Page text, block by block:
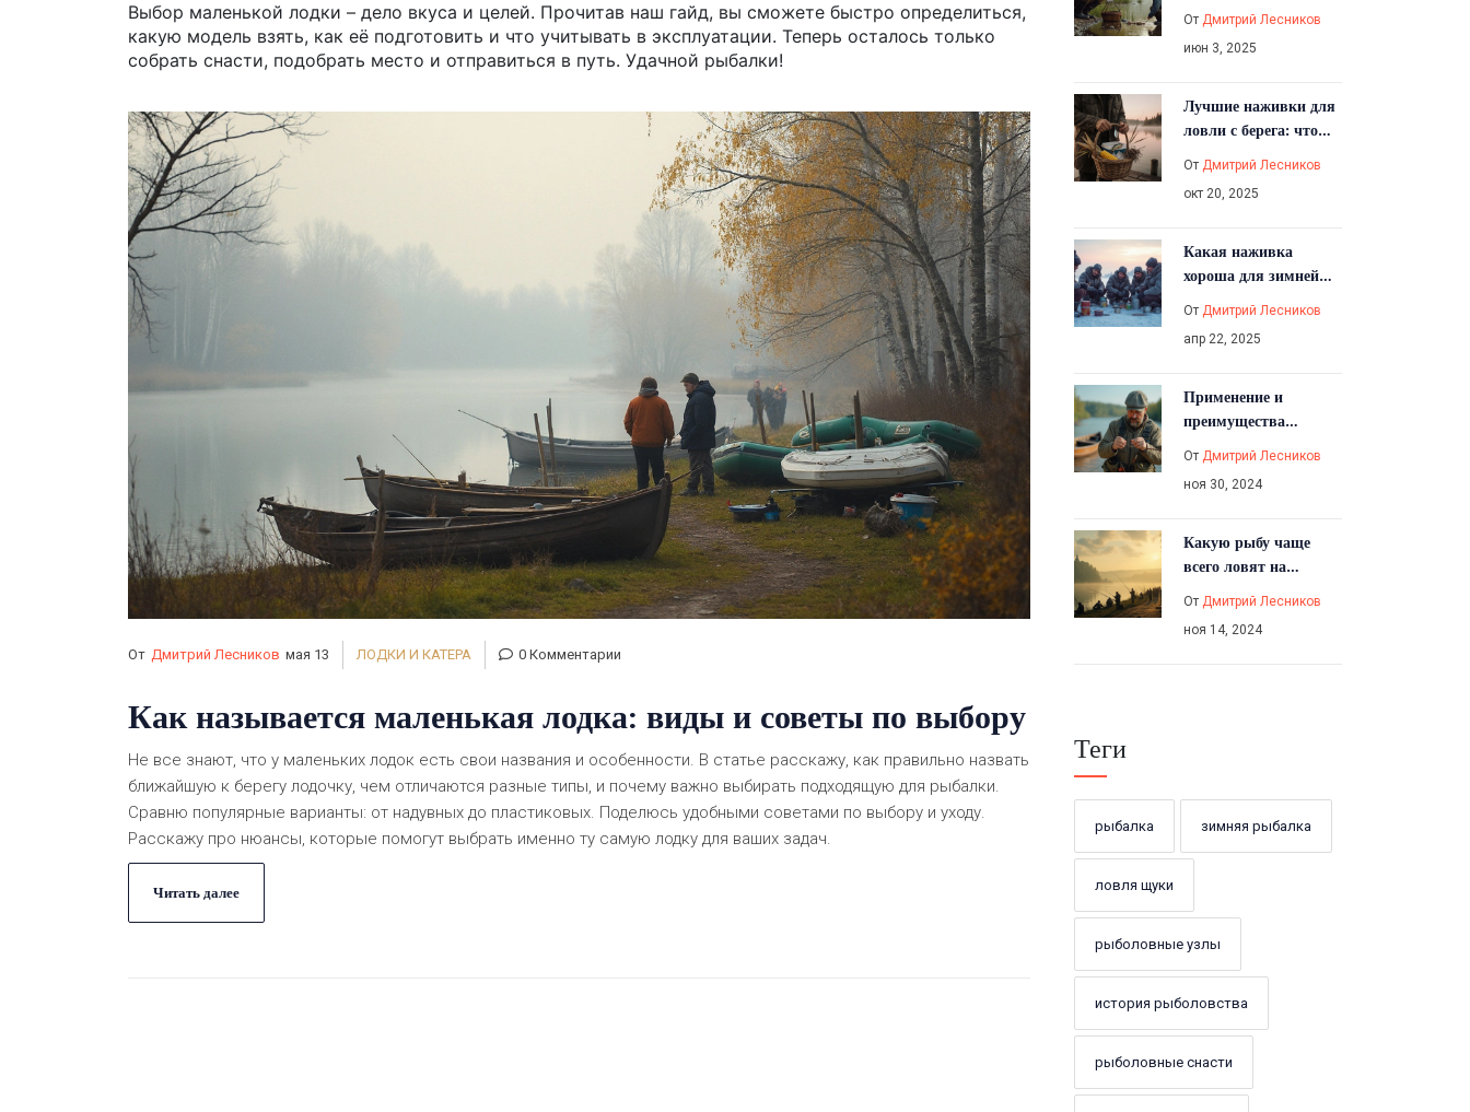
Выбор маленькой лодки – дело вкуса и целей. Прочитав наш гайд, вы сможете быстро определиться,
какую модель взять, как её подготовить и что учитывать в эксплуатации. Теперь осталось только
собрать снасти, подобрать место и отправиться в путь. Удачной рыбалки!
От Дмитрий Лесников мая 13 ЛОДКИ И КАТЕРА 0 Комментарии
Как называется маленькая лодка: виды и советы по выбору
Не все знают, что у маленьких лодок есть свои названия и особенности. В статье расскажу, как правильно назвать
ближайшую к берегу лодочку, чем отличаются разные типы, и почему важно выбирать подходящую для рыбалки.
Сравню популярные варианты: от надувных до пластиковых. Поделюсь удобными советами по выбору и уходу.
Расскажу про нюансы, которые помогут выбрать именно ту самую лодку для ваших задач.
Читать далее
От Дмитрий Лесников
июн 3, 2025
Лучшие наживки для
ловли с берега: что
году
От Дмитрий Лесников
окт 20, 2025
Какая наживка
хороша для зимней
работает?
От Дмитрий Лесников
апр 22, 2025
Применение и
преимущества
узла в рыбалке
От Дмитрий Лесников
ноя 30, 2024
Какую рыбу чаще
всего ловят на
турнирах
От Дмитрий Лесников
ноя 14, 2024
Теги
рыбалка зимняя рыбалка
ловля щуки
рыболовные узлы
история рыболовства
рыболовные снасти